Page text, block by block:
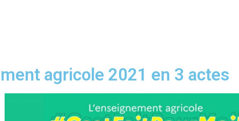
agricole 2021 en 3 actes